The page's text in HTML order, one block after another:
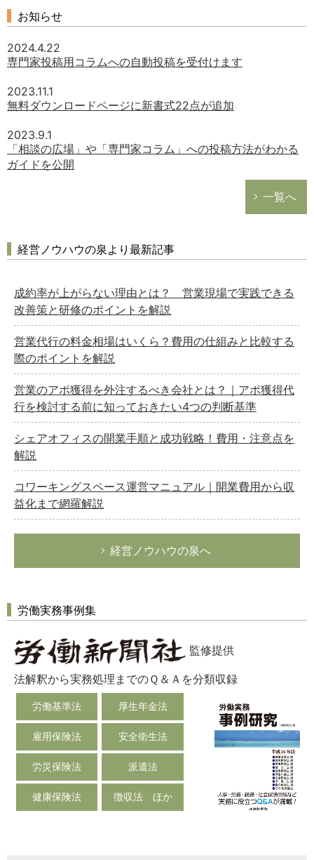
お知らせ
2024.4.22
専門家投稿用コラムへの自動投稿を受付けます
2023.11.1
無料ダウンロードページに新書式22点が追加
2023.9.1
「相談の広場」や「専門家コラム」への投稿方法がわかる
ガイドを公開
一覧へ
経営ノウハウの泉より最新記事
成約率が上がらない理由とは？ 営業現場で実践できる
改善策と研修のポイントを解説
営業代行の料金相場はいくら？費用の仕組みと比較する
際のポイントを解説
営業のアポ獲得を外注するべき会社とは？｜アポ獲得代
行を検討する前に知っておきたい4つの判断基準
シェアオフィスの開業手順と成功戦略！費用・注意点を
解説
コワーキングスペース運営マニュアル｜開業費用から収
益化まで網羅解説
経営ノウハウの泉へ
労働実務事例集
監修提供
法解釈から実務処理までのＱ＆Ａを分類収録
労働基準法 厚生年金法
雇用保険法 安全衛生法
労災保険法 派遣法
健康保険法 徴収法 ほか